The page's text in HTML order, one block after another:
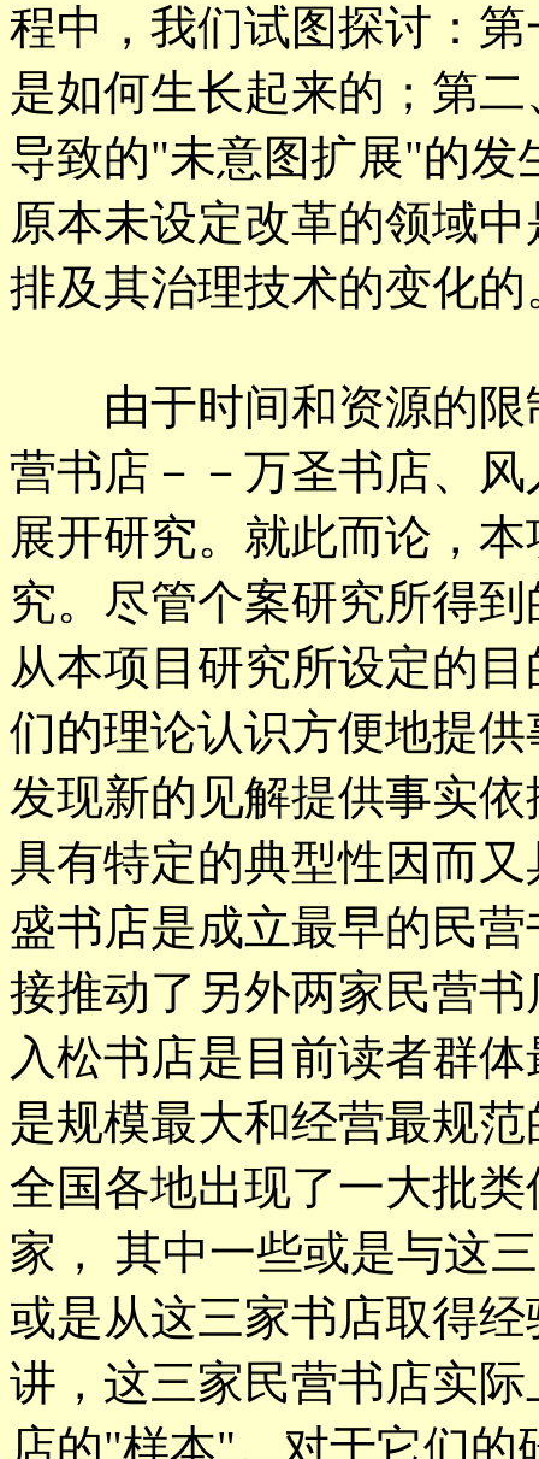
程中，我们试图探讨：
是如何生长起来的；第
导致的"未意图扩展"的发
原本未设定改革的领域
排及其治理技术的变化的
由于时间和资源的限
营书店－－万圣书店、
展开研究。就此而论，
究。尽管个案研究所得
从本项目研究所设定的
们的理论认识方便地提
发现新的见解提供事实
具有特定的典型性因而
盛书店是成立最早的民
接推动了另外两家民营
入松书店是目前读者群
是规模最大和经营最规
全国各地出现了一大批
家， 其中一些或是与这
或是从这三家书店取得
讲，这三家民营书店实
店的"样本"。对于它们